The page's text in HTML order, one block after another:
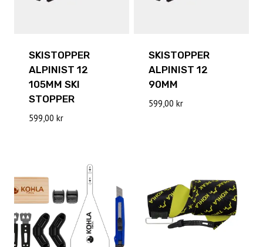
SKISTOPPER
ALPINIST 12
105MM SKI
STOPPER
599,00 kr
SKISTOPPER
ALPINIST 12
90MM
599,00 kr